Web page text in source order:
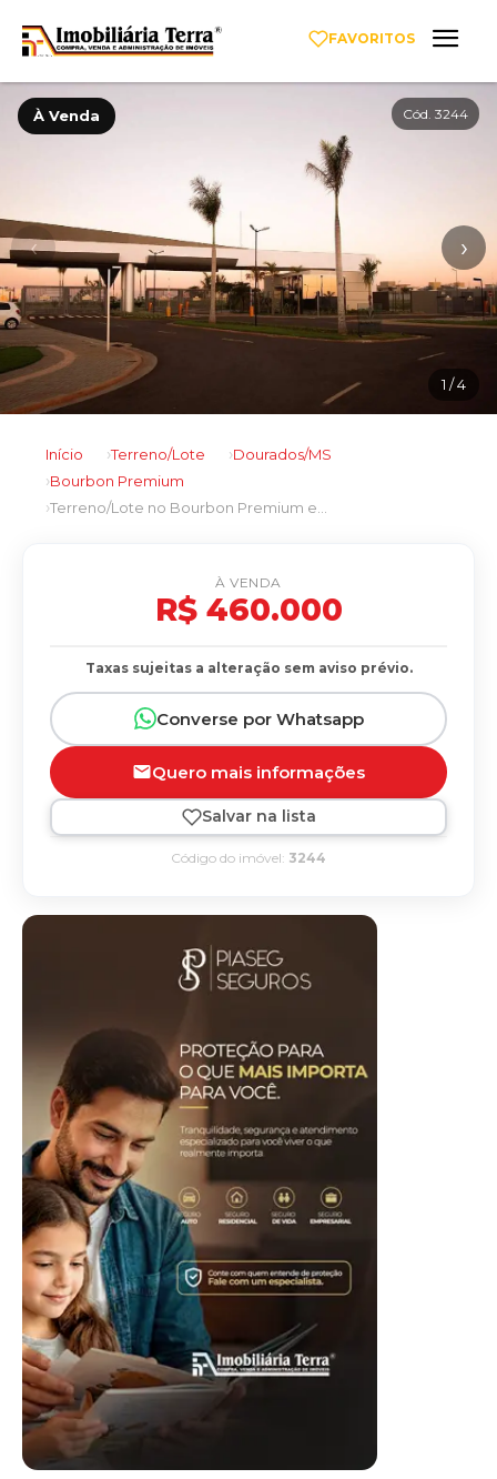
FAVORITOS
À Venda Cód. 3244
‹ ›
1 / 4
Início Terreno/Lote
Dourados/MS
Bourbon Premium
À VENDA
R$ 460.000
Taxas sujeitas a alteração sem aviso prévio.
Converse por Whatsapp
Quero mais informações
Salvar na lista
Código do imóvel: 3244